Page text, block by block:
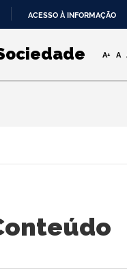
ACESSO À INFORMAÇÃO
A+ A